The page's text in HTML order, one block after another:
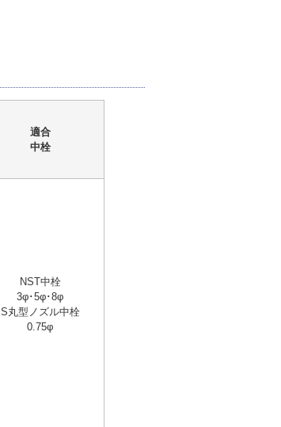
適合
中栓
NST中栓
3φ･5φ･8φ
S丸型ノズル中栓
0.75φ